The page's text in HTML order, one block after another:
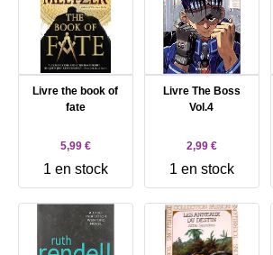
Livre the book of
fate
5,99 €
1 en stock
Livre The Boss
Vol.4
2,99 €
1 en stock